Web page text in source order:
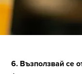
6. Възползвай се